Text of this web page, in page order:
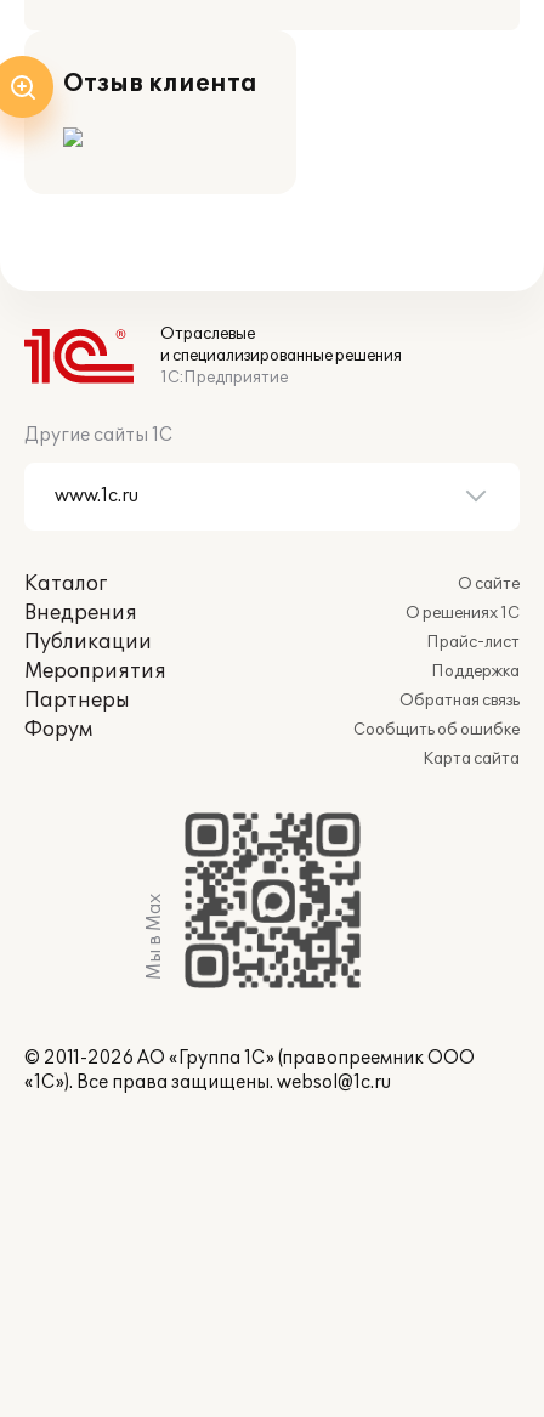
Отзыв клиента
Отраслевые
и специализированные решения
1С:Предприятие
Другие сайты 1С
Каталог
Внедрения
Публикации
Мероприятия
Партнеры
Форум
О сайте
О решениях 1С
Прайс-лист
Поддержка
Обратная связь
Сообщить об ошибке
Карта сайта
Мы в Max
© 2011-2026 АО «Группа 1С» (правопреемник ООО
«1С»). Все права защищены. websol@1c.ru